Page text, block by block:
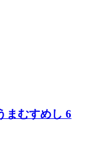
まむすめし 6